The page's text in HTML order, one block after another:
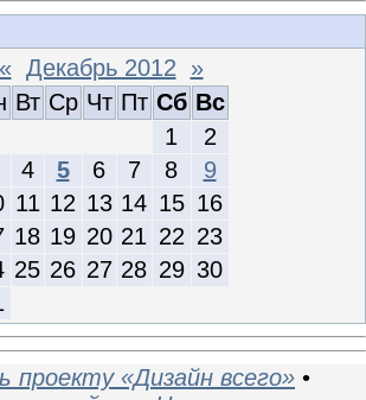
« Декабрь 2012
»
Вт Ср Чт Пт Сб Вс
1
2
4 5 6 7 8
9
11 12 13 14 15 16
18 19 20 21 22 23
25 26 27 28 29 30
«Дизайн всего» •